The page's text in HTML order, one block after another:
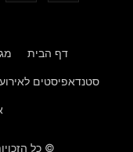
דף הבית
סטנדאפיסטים
© כל